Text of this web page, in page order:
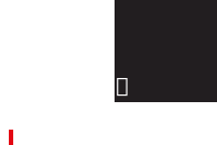
Menu
de